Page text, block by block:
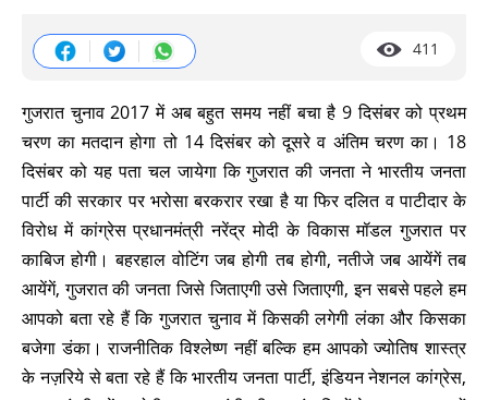
411
गुजरात चुनाव 2017 में अब बहुत समय नहीं बचा है 9 दिसंबर को प्रथम
चरण का मतदान होगा तो 14 दिसंबर को दूसरे व अंतिम चरण का। 18
दिसंबर को यह पता चल जायेगा कि गुजरात की जनता ने भारतीय जनता
पार्टी की सरकार पर भरोसा बरकरार रखा है या फिर दलित व पाटीदार के
विरोध में कांग्रेस प्रधानमंत्री नरेंद्र मोदी के विकास मॉडल गुजरात पर
काबिज होगी। बहरहाल वोटिंग जब होगी तब होगी, नतीजे जब आयेंगें तब
आयेंगें, गुजरात की जनता जिसे जिताएगी उसे जिताएगी, इन सबसे पहले हम
आपको बता रहे हैं कि गुजरात चुनाव में किसकी लगेगी लंका और किसका
बजेगा डंका। राजनीतिक विश्लेष्ण नहीं बल्कि हम आपको ज्योतिष शास्त्र
के नज़रिये से बता रहे हैं कि भारतीय जनता पार्टी, इंडियन नेशनल कांग्रेस,